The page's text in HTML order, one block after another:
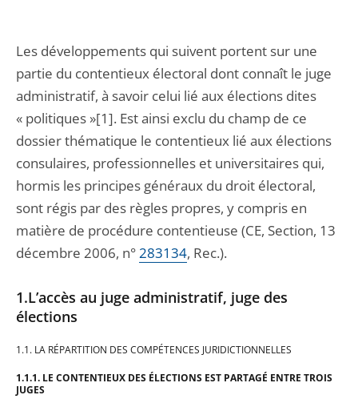
Les développements qui suivent portent sur une
partie du contentieux électoral dont connaît le juge
administratif, à savoir celui lié aux élections dites
« politiques »[1]. Est ainsi exclu du champ de ce
dossier thématique le contentieux lié aux élections
consulaires, professionnelles et universitaires qui,
hormis les principes généraux du droit électoral,
sont régis par des règles propres, y compris en
matière de procédure contentieuse (CE, Section, 13
décembre 2006, n°283134, Rec.).
1.L’accès au juge administratif, juge des
élections
1.1. LA RÉPARTITION DES COMPÉTENCES JURIDICTIONNELLES
1.1.1. LE CONTENTIEUX DES ÉLECTIONS EST PARTAGÉ ENTRE TROIS
JUGES